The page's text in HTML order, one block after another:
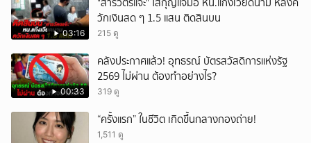
03:16
วักเงินสด ๆ 1.5 แสน ติดสินบน
215 ดู
00:33
คลังประกาศแล้ว! อุทธรณ์ บัตรสวัสดิการแห่งรัฐ
2569 ไม่ผ่าน ต้องทำอย่างไร?
319 ดู
“ครั้งแรก” ในชีวิต เกิดขึ้นกลางกองถ่าย!
1,511 ดู